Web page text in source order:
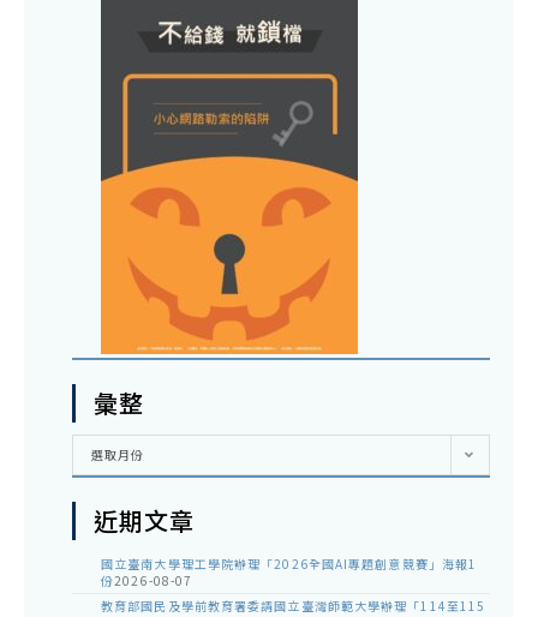
彙整
彙
選取月份
近期文章
國立臺南大學理工學院辦理「2026全國AI專題創意競賽」海報1
份2026-08-07
教育部國民及學前教育署委請國立臺灣師範大學辦理「114至115